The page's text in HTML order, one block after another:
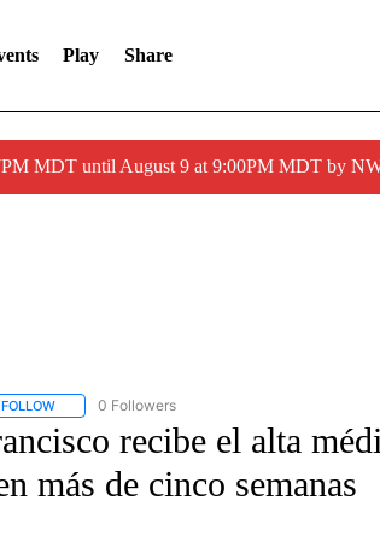
Play Share
MDT until August 9 at 9:00PM MDT by
FOLLOWFOLLOW "CNN-SPANISH" TO RECEIVE
0 Followers
recibe el alta
más de cinco semanas